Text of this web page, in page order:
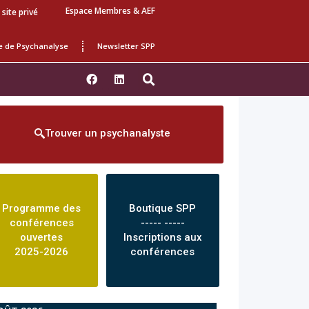
site privé Espace Membres & AEF
de Psychanalyse Newsletter SPP
Trouver un psychanalyste
Programme des
conférences
ouvertes
2025-2026
Boutique SPP
----- -----
Inscriptions aux
conférences